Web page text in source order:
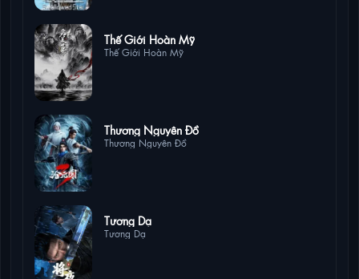
Thế Giới Hoàn Mỹ
Thế Giới Hoàn Mỹ
Thương Nguyên Đồ
Thương Nguyên Đồ
Tương Dạ
Tương Dạ